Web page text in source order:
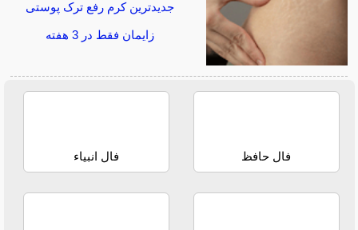
جدیدترین کرم رفع ترک پوستی
زایمان فقط در 3 هفته
فال حافظ فال انبیاء